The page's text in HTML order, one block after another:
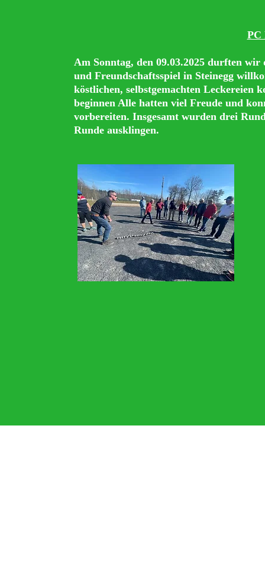
PC
Am Sonntag, den 09.03.2025 durften wir
und Freundschaftsspiel in Steinegg
köstlichen, selbstgemachten Leckereien
beginnen Alle hatten viel Freude und
vorbereiten. Insgesamt wurden drei
Runde ausklingen.